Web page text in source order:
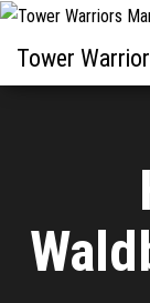
Tower